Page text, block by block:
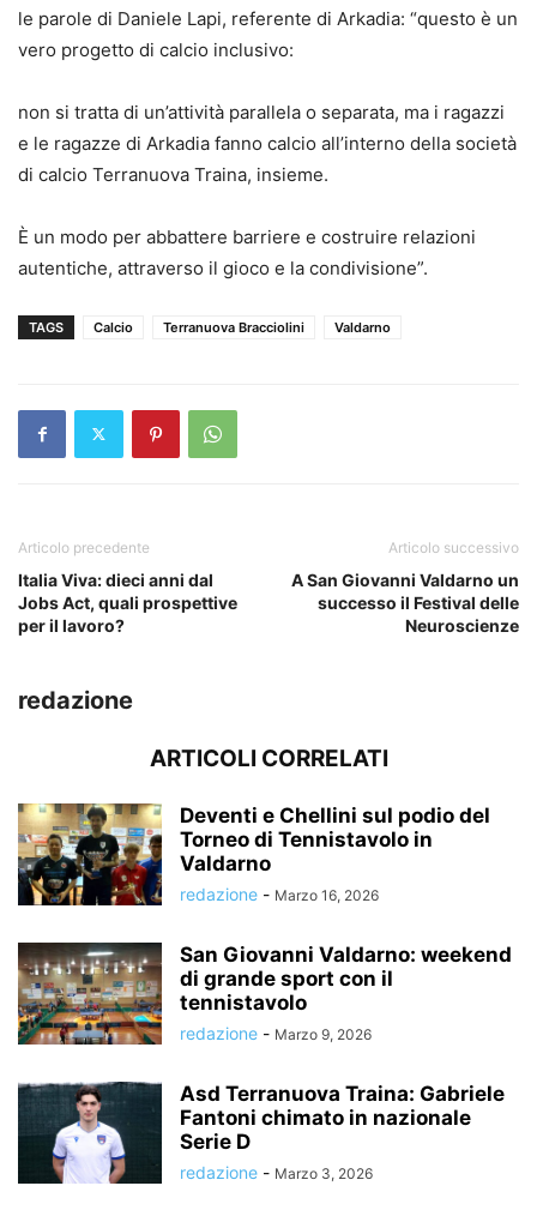
le parole di Daniele Lapi, referente di Arkadia: “questo è un
vero progetto di calcio inclusivo:
non si tratta di un’attività parallela o separata, ma i ragazzi
e le ragazze di Arkadia fanno calcio all’interno della società
di calcio Terranuova Traina, insieme.
È un modo per abbattere barriere e costruire relazioni
autentiche, attraverso il gioco e la condivisione”.
TAGS Calcio Terranuova Bracciolini Valdarno
Articolo precedente
Italia Viva: dieci anni dal
Jobs Act, quali prospettive
per il lavoro?
Articolo successivo
A San Giovanni Valdarno un
successo il Festival delle
Neuroscienze
redazione
ARTICOLI CORRELATI
Deventi e Chellini sul podio del
Torneo di Tennistavolo in
Valdarno
redazione - Marzo 16, 2026
San Giovanni Valdarno: weekend
di grande sport con il
tennistavolo
redazione - Marzo 9, 2026
Asd Terranuova Traina: Gabriele
Fantoni chimato in nazionale
Serie D
redazione - Marzo 3, 2026